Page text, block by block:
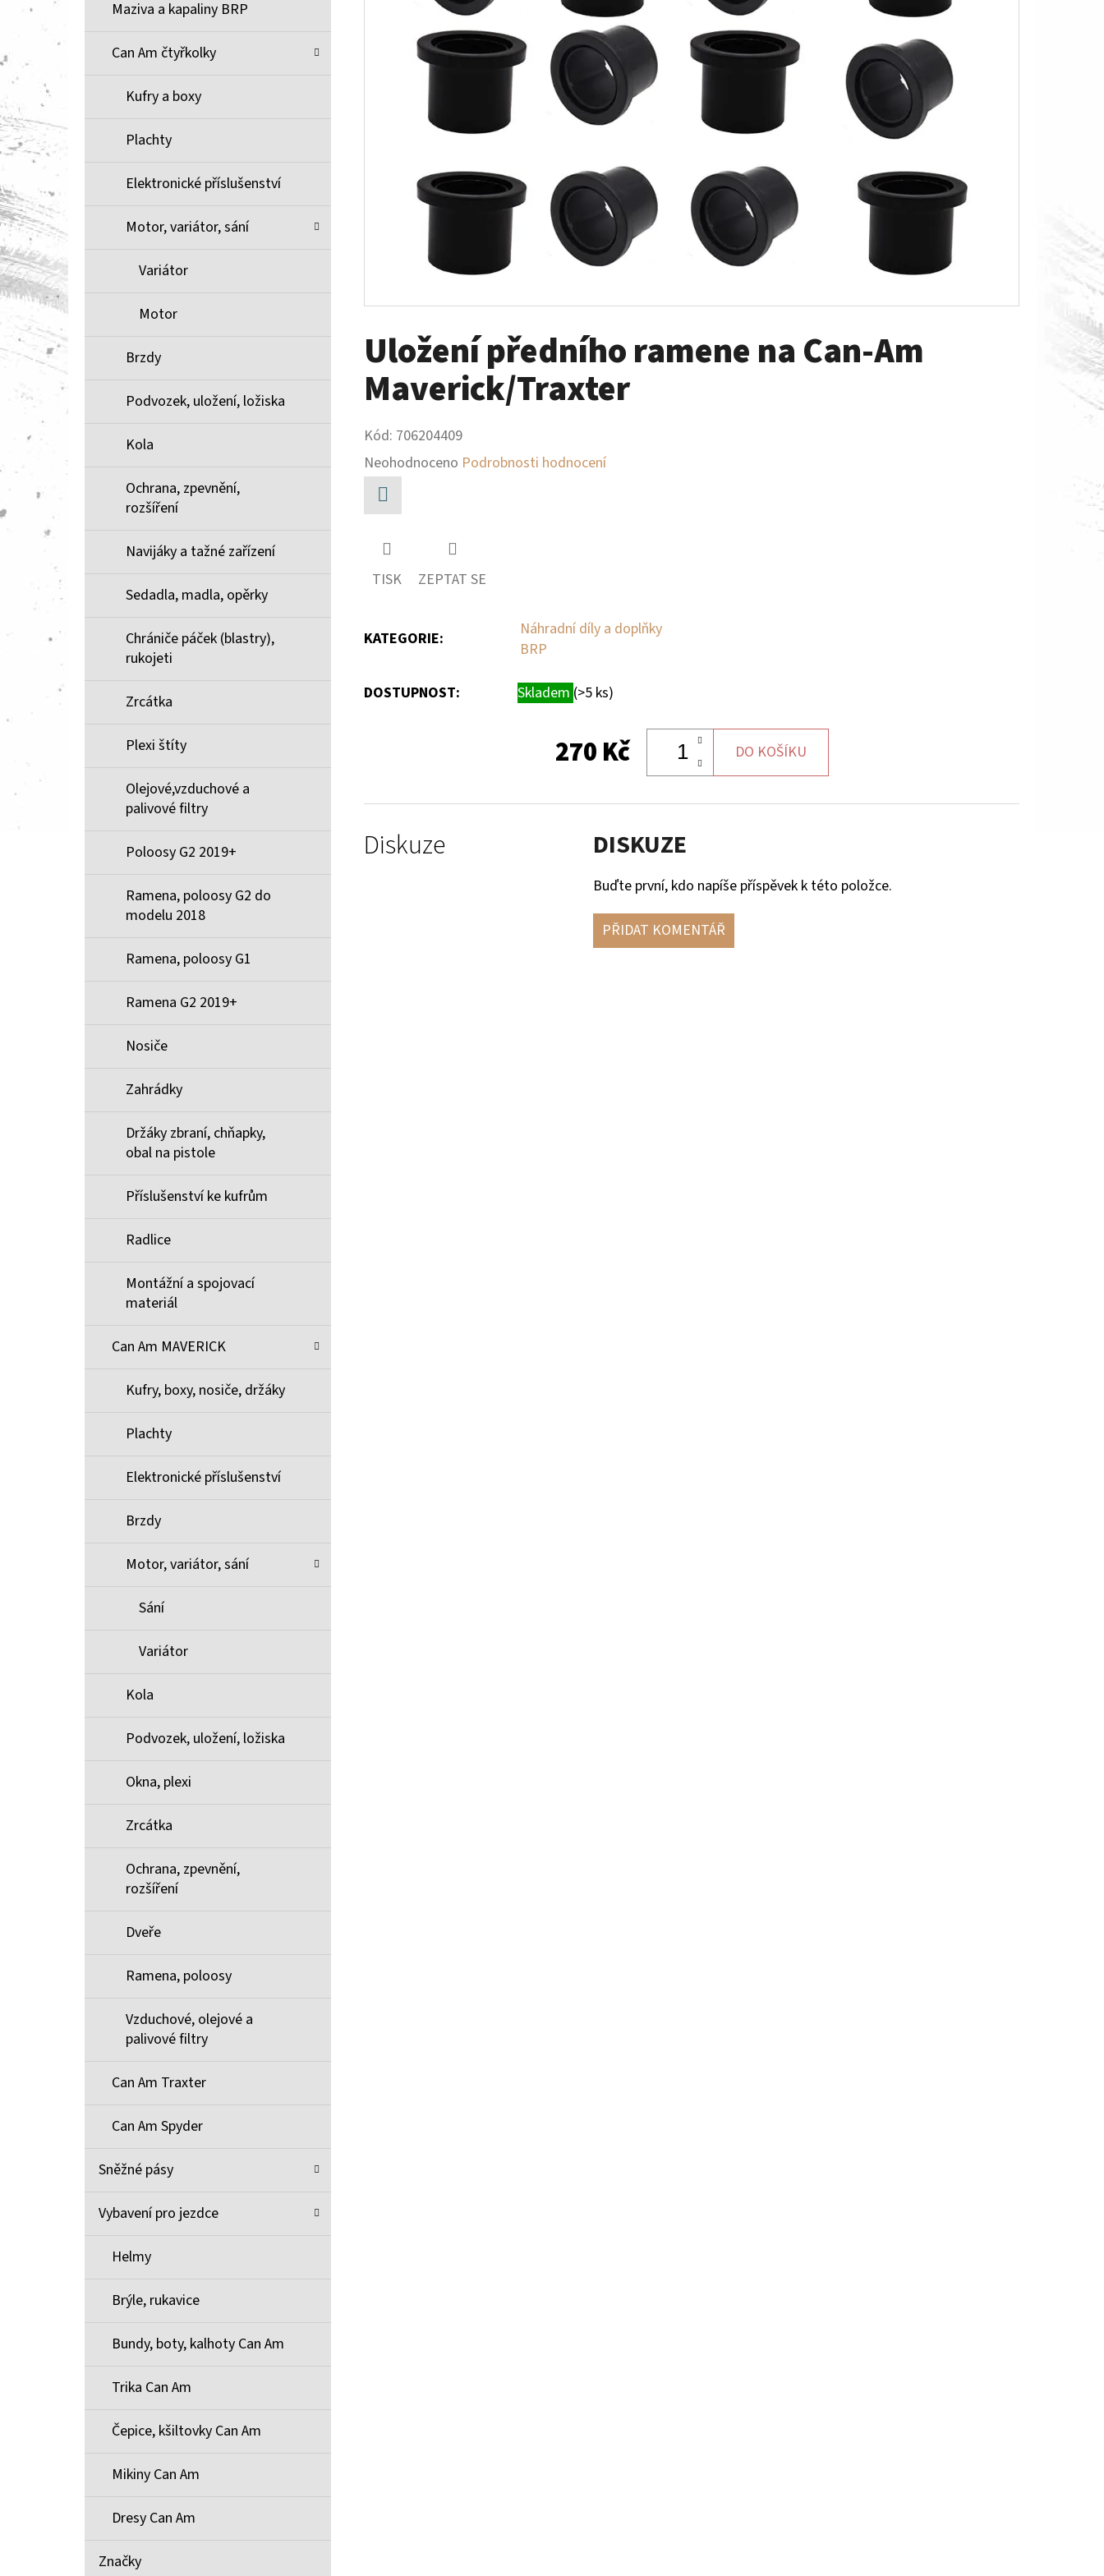
Maziva a kapaliny BRP
Can Am čtyřkolky
Kufry a boxy
Plachty
Elektronické příslušenství
Motor, variátor, sání
Variátor
Motor
Brzdy
Podvozek, uložení, ložiska
Kola
Ochrana, zpevnění,
rozšíření
Navijáky a tažné zařízení
Sedadla, madla, opěrky
Chrániče páček (blastry),
rukojeti
Zrcátka
Plexi štíty
Olejové,vzduchové a
palivové filtry
Poloosy G2 2019+
Ramena, poloosy G2 do
modelu 2018
Ramena, poloosy G1
Ramena G2 2019+
Nosiče
Zahrádky
Držáky zbraní, chňapky,
obal na pistole
Příslušenství ke kufrům
Radlice
Montážní a spojovací
materiál
Can Am MAVERICK
Kufry, boxy, nosiče, držáky
Plachty
Elektronické příslušenství
Brzdy
Motor, variátor, sání
Sání
Variátor
Kola
Podvozek, uložení, ložiska
Okna, plexi
Zrcátka
Ochrana, zpevnění,
rozšíření
Dveře
Ramena, poloosy
Vzduchové, olejové a
palivové filtry
Can Am Traxter
Can Am Spyder
Sněžné pásy
Vybavení pro jezdce
Helmy
Brýle, rukavice
Bundy, boty, kalhoty Can Am
Trika Can Am
Čepice, kšiltovky Can Am
Mikiny Can Am
Dresy Can Am
Značky
Uložení předního ramene na Can-Am
Maverick/Traxter
Kód: 706204409
Průměrné
hodnocení
produktu
0,0
Neohodnoceno Podrobnosti hodnocení
TISK ZEPTAT SE
KATEGORIE:
Náhradní díly a doplňky
BRP
DOSTUPNOST: Skladem (>5 ks)
270 Kč DO KOŠÍKU
Diskuze DISKUZE
Buďte první, kdo napíše příspěvek k této položce.
PŘIDAT KOMENTÁŘ
BRZDOVÉ DESTIČKY ZE SLINUTÉHO KOVU
1 100 Kč
SADA ŠROUBŮ A MATIC KOL G2
PALIVOVÉ ČERPADLO S MĚŘÁKEM PALIVA CAN-
10 900 Kč